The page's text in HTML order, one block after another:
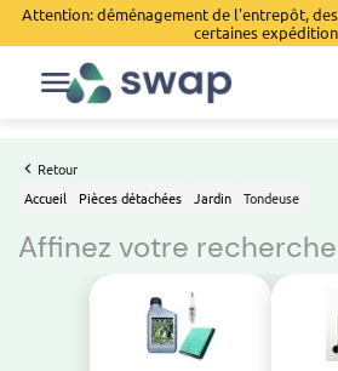
Attention: déménagement de l'entrepôt,
certaines
Retour
Accueil
Pièces détachées Jardin Tondeuse
Affinez votre recherche